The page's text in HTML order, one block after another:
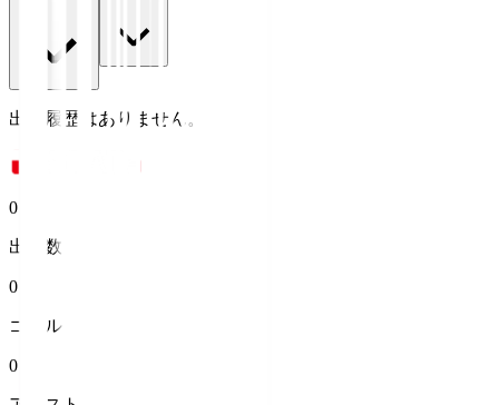
出場履歴はありません。
0
出場数
0
ゴール
0